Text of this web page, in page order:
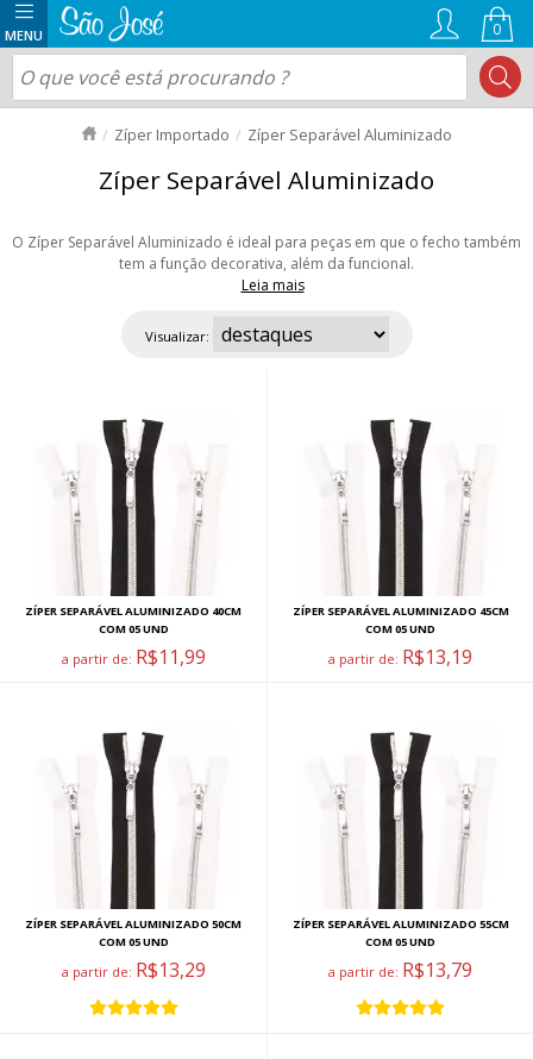
0
Zíper Importado Zíper Separável Aluminizado
Zíper Separável Aluminizado
O Zíper Separável Aluminizado é ideal para peças em que o fecho também
tem a função decorativa, além da funcional.
Leia mais
é resistente, composto em 100% poliéster. Os dentes são de nylon e o
acabamento aluminizado dá um brilho especial na cor prata. Encontre aqui
Visualizar:
ZÍPER SEPARÁVEL ALUMINIZADO 40CM
COM 05 UND
a partir de: R$11,99
ZÍPER SEPARÁVEL ALUMINIZADO 45CM
COM 05 UND
a partir de: R$13,19
ZÍPER SEPARÁVEL ALUMINIZADO 50CM
COM 05 UND
a partir de: R$13,29
ZÍPER SEPARÁVEL ALUMINIZADO 55CM
COM 05 UND
a partir de: R$13,79